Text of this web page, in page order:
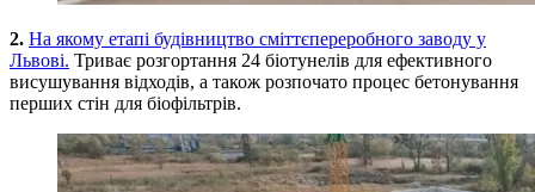
2. На якому етапі будівництво сміттєпереробного заводу у
Львові. Триває розгортання 24 біотунелів для ефективного
висушування відходів, а також розпочато процес бетонування
перших стін для біофільтрів.